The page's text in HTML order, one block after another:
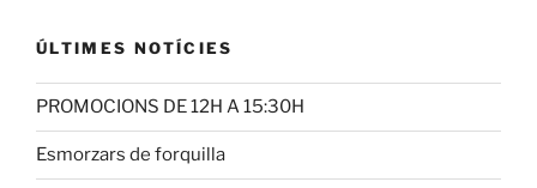
ÚLTIMES NOTÍCIES
PROMOCIONS DE 12H A 15:30H
Esmorzars de forquilla